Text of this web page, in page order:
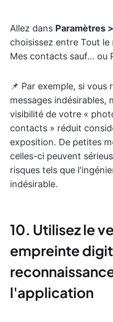
Allez dans Paramètres
choisissez entre Tout
Mes contacts sauf... ou
📌 Par exemple, si
messages indésirables,
visibilité de votre «
contacts » réduit
exposition. De petites
celles-ci peuvent
risques tels que
indésirable.
10. Utilisez le
empreinte
l'application